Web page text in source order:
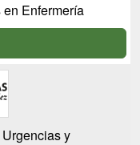
Enfermería
y